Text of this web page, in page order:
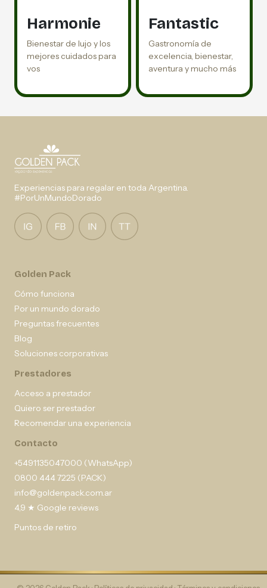
Harmonie
Bienestar de lujo y los
mejores cuidados para
vos
Fantastic
Gastronomía de
excelencia, bienestar,
aventura y mucho más
Experiencias para regalar en toda Argentina.
#PorUnMundoDorado
Golden Pack
Cómo funciona
Por un mundo dorado
Preguntas frecuentes
Blog
Soluciones corporativas
Prestadores
Acceso a prestador
Quiero ser prestador
Recomendar una experiencia
Contacto
+5491135047000 (WhatsApp)
0800 444 7225 (PACK)
info@goldenpack.com.ar
4,9 ★ Google reviews
Puntos de retiro